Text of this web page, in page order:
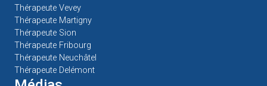
Thérapeute Vevey
Thérapeute Martigny
Thérapeute Sion
Thérapeute Fribourg
Thérapeute Neuchâtel
Thérapeute Delémont